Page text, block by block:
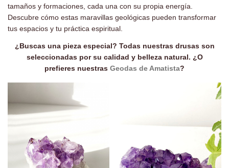
tamaños y formaciones, cada una con su propia energía.
Descubre cómo estas maravillas geológicas pueden transformar
tus espacios y tu práctica espiritual.
¿Buscas una pieza especial? Todas nuestras drusas son
seleccionadas por su calidad y belleza natural. ¿O
prefieres nuestras Geodas de Amatista?